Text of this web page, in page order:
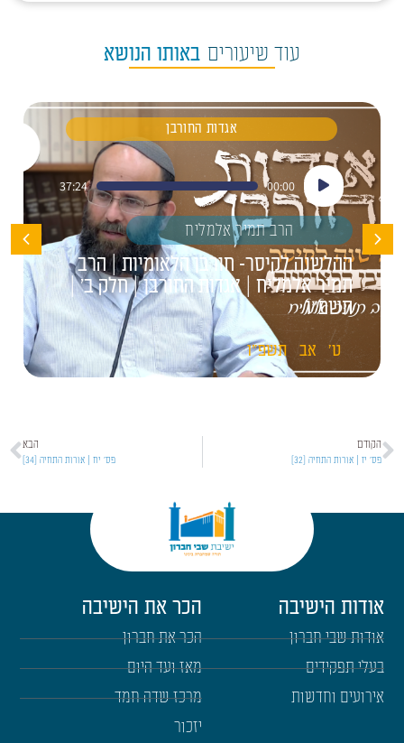
עוד שיעורים באותו הנושא
אגדות החורבן
נגן
אודיו
00:00
37:24
הרב תמיר אלמליח
ההלשנה לקיסר- חורבן הלאומיות | הרב
תמיר אלמליח | אגדות החורבן | חלק ב' |
תשפ"ו
ט' אב תשפ"ו
הקודם
פס' יז | אורות התחיה [32]
הבא
פס' יח | אורות התחיה [34]
אודות הישיבה
אודות שבי חברון
בעלי תפקידים
אירועים וחדשות
הכר את הישיבה
הכר את חברון
מאז ועד היום
מרכז שדה חמד
יזכור